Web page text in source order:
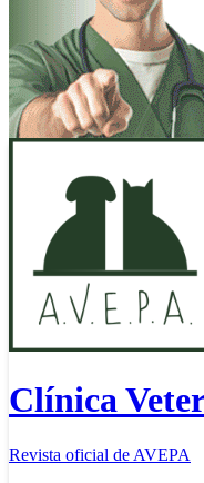
Clínica
Revista oficial de AVEPA